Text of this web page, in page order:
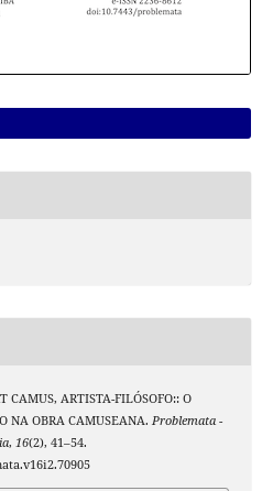
ARTISTA-FILÓSOFO:: O
NA OBRA CAMUSEANA. Problemata -
, 16(2), 41–54.